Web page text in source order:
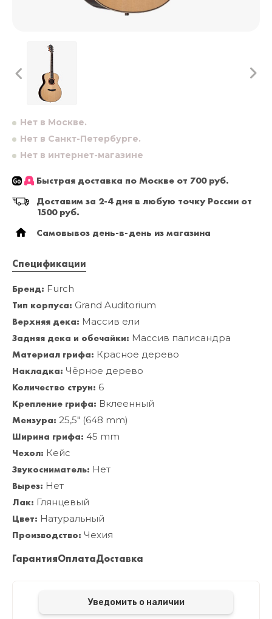
Нет в Москве.
Нет в Санкт-Петербурге.
Нет в интернет-магазине
Быстрая доставка по Москве от 700 руб.
Доставим за 2-4 дня в любую точку России от
1500 руб.
Самовывоз день-в-день из магазина
Спецификации
Бренд: Furch
Тип корпуса: Grand Auditorium
Верхняя дека: Массив ели
Задняя дека и обечайки: Массив палисандра
Материал грифа: Красное дерево
Накладка: Чёрное дерево
Количество струн: 6
Крепление грифа: Вклеенный
Мензура: 25,5" (648 mm)
Ширина грифа: 45 mm
Чехол: Кейс
Звукосниматель: Нет
Вырез: Нет
Лак: Глянцевый
Цвет: Натуральный
Производство: Чехия
ГарантияОплатаДоставка
Уведомить о наличии